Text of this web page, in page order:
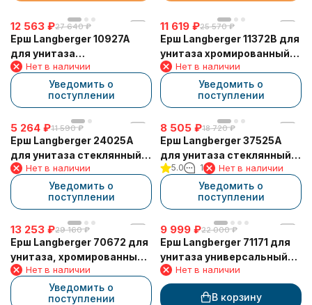
12 563 ₽27 640 ₽
Ерш Langberger 10927A
для унитаза
керамический напольный
круглый
Нет в наличии
Уведомить о
поступлении
11 619 ₽25 570 ₽
Ерш Langberger 11372B для
унитаза хромированный
квадратный к стене
Нет в наличии
Уведомить о
поступлении
5 264 ₽11 590 ₽
Ерш Langberger 24025A
для унитаза стеклянный к
стене круглый
Нет в наличии
Уведомить о
поступлении
8 505 ₽18 720 ₽
Ерш Langberger 37525A
для унитаза стеклянный к
стене квадратный
5.0 1 Нет в наличии
Уведомить о
поступлении
13 253 ₽29 160 ₽
Ерш Langberger 70672 для
унитаза, хромированный,
круглый, к стене
Нет в наличии
Уведомить о
поступлении
9 999 ₽22 000 ₽
Ерш Langberger 71171 для
унитаза универсальный
(напольный/к стене) с
воронкой
Нет в наличии
В корзину